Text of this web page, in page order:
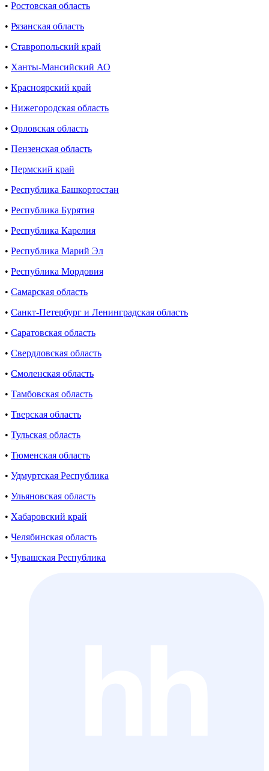
• Ростовская область
• Рязанская область
• Ставропольский край
• Ханты-Мансийский АО
• Красноярский край
• Нижегородская область
• Орловская область
• Пензенская область
• Пермский край
• Республика Башкортостан
• Республика Бурятия
• Республика Карелия
• Республика Марий Эл
• Республика Мордовия
• Самарская область
• Санкт-Петербург и Ленинградская область
• Саратовская область
• Свердловская область
• Смоленская область
• Тамбовская область
• Тверская область
• Тульская область
• Тюменская область
• Удмуртская Республика
• Ульяновская область
• Хабаровский край
• Челябинская область
• Чувашская Республика